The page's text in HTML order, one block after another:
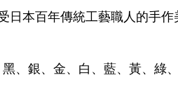
日本百年傳統工藝職人的手作
、銀、金、白、藍、黃、綠、